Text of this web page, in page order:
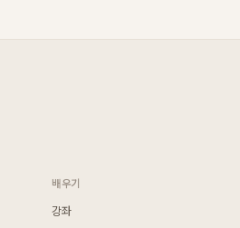
배우기
강좌